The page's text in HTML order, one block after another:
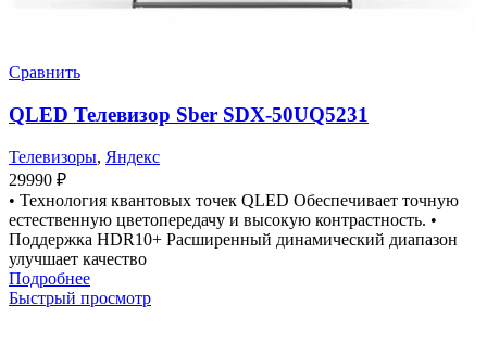
Сравнить
QLED Телевизор Sber SDX-50UQ5231
Телевизоры, Яндекс
29990 ₽
• Технология квантовых точек QLED Обеспечивает точную
естественную цветопередачу и высокую контрастность. •
Поддержка HDR10+ Расширенный динамический диапазон
улучшает качество
Подробнее
Быстрый просмотр